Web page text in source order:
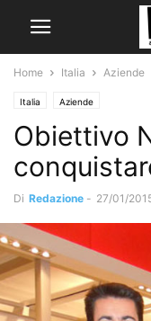
Home Italia Aziende
Italia Aziende
Obiettivo
Di Redazione - 27/01/